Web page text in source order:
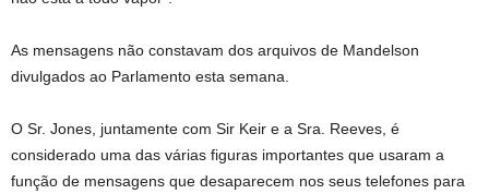
As mensagens não constavam dos arquivos de Mandelson
divulgados ao Parlamento esta semana.
O Sr. Jones, juntamente com Sir Keir e a Sra. Reeves, é
considerado uma das várias figuras importantes que usaram a
função de mensagens que desaparecem nos seus telefones para